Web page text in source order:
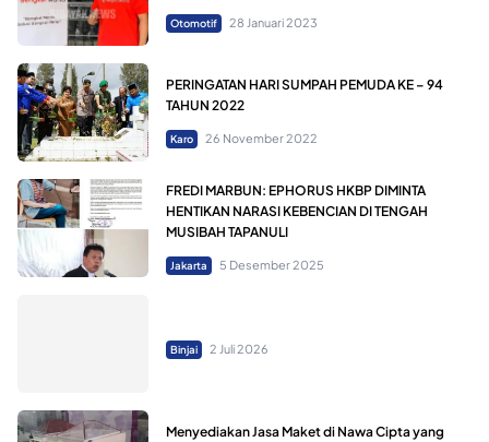
Otomotif 28 Januari 2023
PERINGATAN HARI SUMPAH PEMUDA KE – 94
TAHUN 2022
Karo 26 November 2022
FREDI MARBUN: EPHORUS HKBP DIMINTA
HENTIKAN NARASI KEBENCIAN DI TENGAH
MUSIBAH TAPANULI
Jakarta 5 Desember 2025
Binjai 2 Juli 2026
Menyediakan Jasa Maket di Nawa Cipta yang